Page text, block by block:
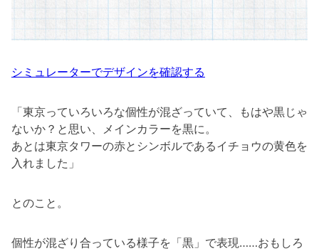
シミュレーターでデザインを確認する
「東京っていろいろな個性が混ざっていて、もはや黒じゃ
ないか？と思い、メインカラーを黒に。
あとは東京タワーの赤とシンボルであるイチョウの黄色を
入れました」
とのこと。
個性が混ざり合っている様子を「黒」で表現……おもしろ